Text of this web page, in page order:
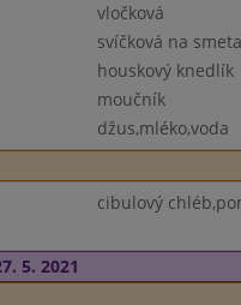
vločková
svíčková na
houskový knedlík
moučník
džus,mléko,voda
cibulový
5. 2021